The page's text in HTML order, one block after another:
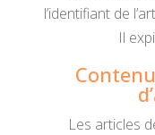
l’identifiant de
Il
Les articles